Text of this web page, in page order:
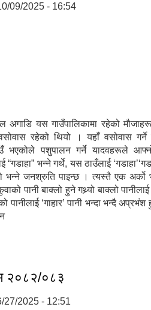
09/2025 - 16:54
यस गाउँपालिकामा रहेको
रहेको थियो । यहाँ वसोवास
भएकोले पशुपालन गर्ने यादवहरूले आफ्नो
भन्ने गर्थे, यस ठाउँलाई
भन्ने जनश्रुति पाइन्छ । त्यस्तै एक अर्को
पानी बाक्लो हुने गथ्र्यो बाक्लो पानीलाई
पानीलाई ‘गाहार’ पानी भन्दा भन्दै
२०८२/०८३
27/2025 - 12:51